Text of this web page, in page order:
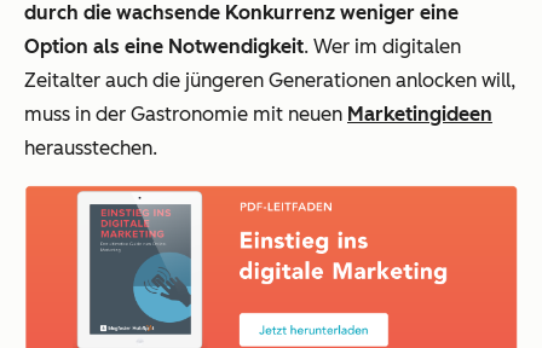
durch die wachsende Konkurrenz weniger eine
Option als eine Notwendigkeit. Wer im digitalen
Zeitalter auch die jüngeren Generationen anlocken will,
muss in der Gastronomie mit neuen Marketingideen
herausstechen.